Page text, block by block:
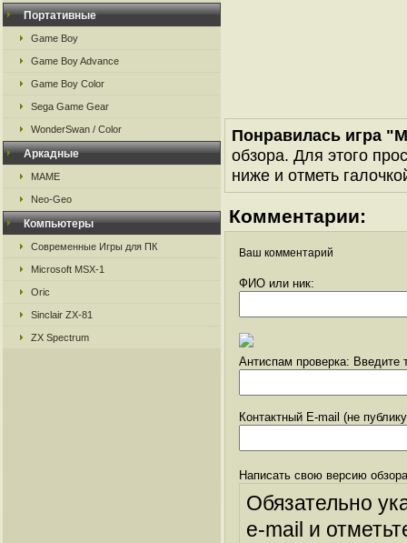
Портативные
Game Boy
Game Boy Advance
Game Boy Color
Sega Game Gear
WonderSwan / Color
Аркадные
MAME
Neo-Geo
Компьютеры
Современные Игры для ПК
Microsoft MSX-1
Oric
Sinclair ZX-81
ZX Spectrum
Понравилась игра
обзора. Для этого
ниже и отметь
Комментарии:
Ваш комментарий
ФИО или ник:
Антиспам проверка: Введите
Контактный E-mail (не
Написать свою версию
Обязательно
e-mail и